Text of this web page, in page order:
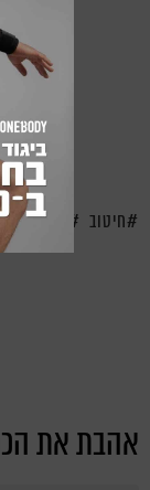
חיטוב תזונה
אהבת את